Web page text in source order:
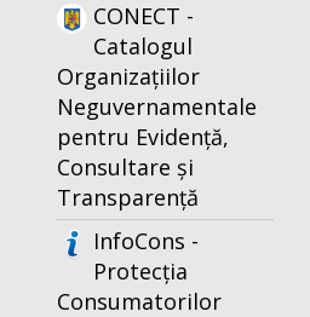
CONECT -
Catalogul
Organizațiilor
Neguvernamentale
pentru Evidență,
Consultare și
Transparență
InfoCons -
Protecția
Consumatorilor